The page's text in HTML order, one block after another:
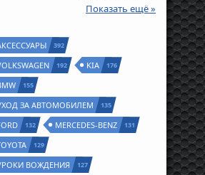
Показать ещё »
392
192 KIA 176
155
ЗА АВТОМОБИЛЕМ 135
132 MERCEDES-BENZ 131
129
ВОЖДЕНИЯ 127